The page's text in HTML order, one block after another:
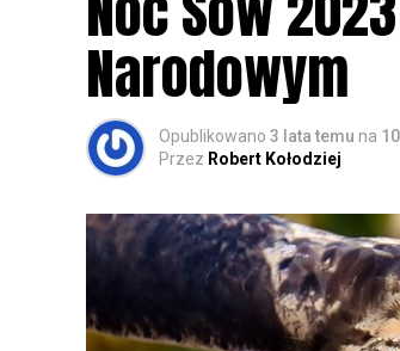
Narodowym
Opublikowano 3 lata temu na
Przez Robert Kołodziej